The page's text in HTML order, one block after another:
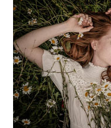
las
flores!
Redefiniendo
la
curación
a
través
de
la